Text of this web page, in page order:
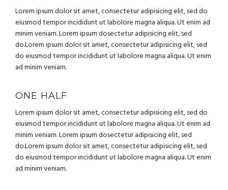
Lorem ipsum dolor sit amet, consectetur adipisicing elit, sed do
eiusmod tempor incididunt ut labolore magna aliqua. Ut enim ad
minim veniam. Lorem ipsum dosectetur adipisicing elit, sed
do.Lorem ipsum dolor sit amet, consectetur adipisicing elit, sed
do eiusmod tempor incididunt ut labolore magna aliqua. Ut enim
ad minim veniam.
ONE HALF
Lorem ipsum dolor sit amet, consectetur adipisicing elit, sed do
eiusmod tempor incididunt ut labolore magna aliqua. Ut enim ad
minim veniam. Lorem ipsum dosectetur adipisicing elit, sed
do.Lorem ipsum dolor sit amet, consectetur adipisicing elit, sed
do eiusmod tempor incididunt ut labolore magna aliqua. Ut enim
ad minim veniam.